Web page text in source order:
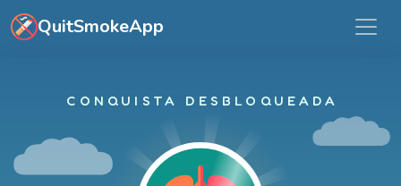
Saltar para o conteúdo principal
QuitSmokeApp
CONQUISTA DESBLOQUEADA